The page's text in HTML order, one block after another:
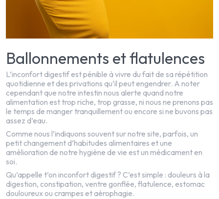
Ballonnements et flatulences
L’inconfort digestif est pénible à vivre du fait de sa répétition
quotidienne et des privations qu’il peut engendrer. A noter
cependant que notre intestin nous alerte quand notre
alimentation est trop riche, trop grasse, ni nous ne prenons pas
le temps de manger tranquillement ou encore si ne buvons pas
assez d’eau.
Comme nous l’indiquons souvent sur notre site, parfois, un
petit changement d’habitudes alimentaires et une
amélioration de notre hygiène de vie est un médicament en
soi.
Qu’appelle t’on inconfort digestif ? C’est simple : douleurs à la
digestion, constipation, ventre gonflée, flatulence, estomac
douloureux ou crampes et aérophagie.